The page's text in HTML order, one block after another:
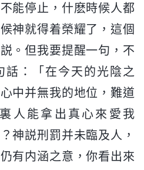
能停止，什麽時候人都
神就得着榮耀了，這個
。但我要提醒一句，不
話：「在今天的光陰之
中并無我的地位，難道
人能拿出真心來愛我
神説刑罰并未臨及人，
有内涵之意，你看出來